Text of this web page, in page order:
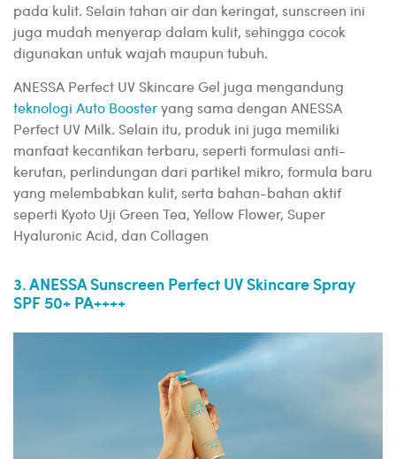
pada kulit. Selain tahan air dan keringat, sunscreen ini
juga mudah menyerap dalam kulit, sehingga cocok
digunakan untuk wajah maupun tubuh.
ANESSA Perfect UV Skincare Gel juga mengandung
teknologi Auto Boosteryang sama dengan ANESSA
Perfect UV Milk. Selain itu, produk ini juga memiliki
manfaat kecantikan terbaru, seperti formulasi anti-
kerutan, perlindungan dari partikel mikro, formula baru
yang melembabkan kulit, serta bahan-bahan aktif
seperti Kyoto Uji Green Tea, Yellow Flower, Super
Hyaluronic Acid, dan Collagen
3. ANESSA Sunscreen Perfect UV Skincare Spray
SPF 50+ PA++++